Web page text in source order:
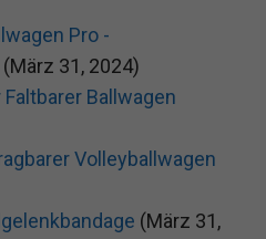
Pro -
(März 31, 2024)
Ballwagen
Volleyballwagen
(März 31,